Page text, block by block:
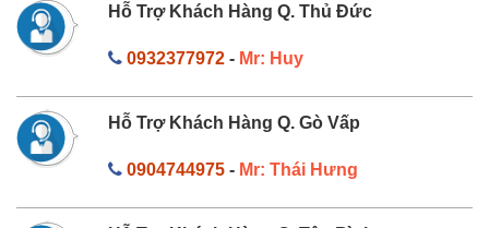
Hỗ Trợ Khách Hàng Q. Thủ Đức
0932377972- Mr: Huy
Hỗ Trợ Khách Hàng Q. Gò Vấp
0904744975- Mr: Thái Hưng